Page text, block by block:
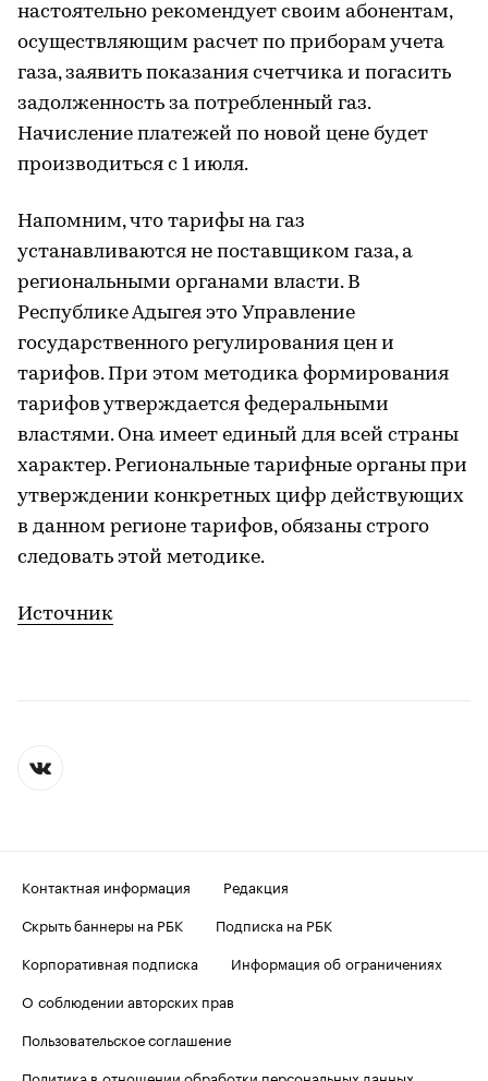
настоятельно рекомендует своим абонентам,
осуществляющим расчет по приборам учета
газа, заявить показания счетчика и погасить
задолженность за потребленный газ.
Начисление платежей по новой цене будет
производиться с 1 июля.
Напомним, что тарифы на газ
устанавливаются не поставщиком газа, а
региональными органами власти. В
Республике Адыгея это Управление
государственного регулирования цен и
тарифов. При этом методика формирования
тарифов утверждается федеральными
властями. Она имеет единый для всей страны
характер. Региональные тарифные органы при
утверждении конкретных цифр действующих
в данном регионе тарифов, обязаны строго
следовать этой методике.
Источник
Контактная информация
Редакция
Скрыть баннеры на РБК
Подписка на РБК
Корпоративная подписка
Информация об ограничениях
О соблюдении авторских прав
Пользовательское соглашение
Политика в отношении обработки персональных данных